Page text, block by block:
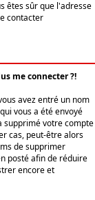
êtes sûr que l'adresse
contacter
me connecter ?!
avez entré un nom
vous a été envoyé
supprimé votre compte
cas, peut-être alors
de supprimer
posté afin de réduire
encore et